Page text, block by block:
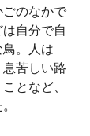
のなかで
自分で自
。人は
息苦しい路
となど、